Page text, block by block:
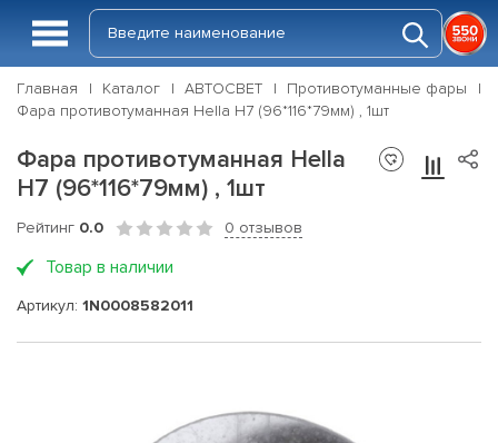
Главная Каталог АВТОСВЕТ
Противотуманные фары
Фара противотуманная Hella H7 (96*116*79мм) , 1шт
Фара противотуманная Hella
H7 (96*116*79мм) , 1шт
Рейтинг 0.0 0 отзывов
Товар в наличии
Артикул: 1N0008582011